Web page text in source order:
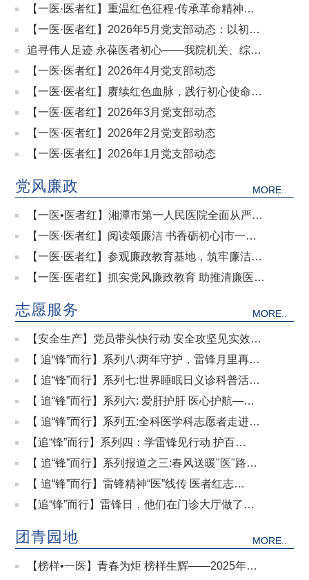
安全防线 践行初心使命
【一医·医者红】重温红色征程·传承革命精神
——6月主题党日集中观看红色电影《四渡》
【一医·医者红】2026年5月党支部动态：以初心
为灯，护生命守安全
追寻伟人足迹 永葆医者初心——我院机关、综合
党总支赴刘少奇故里开展主题党日
【一医·医者红】2026年4月党支部动态
【一医·医者红】赓续红色血脉，践行初心使命
——外科党总支赴刘少奇故居参观学习
【一医·医者红】2026年3月党支部动态
【一医·医者红】2026年2月党支部动态
【一医·医者红】2026年1月党支部动态
党风廉政 MORE..
【一医•医者红】湘潭市第一人民医院全面从严治
党工作会议召开
【一医·医者红】阅读颂廉洁 书香砺初心|市一医
院举办廉政主题读书分享会
【一医·医者红】参观廉政教育基地，筑牢廉洁自
律防线
【一医·医者红】抓实党风廉政教育 助推清廉医院
志愿服务 MORE..
【安全生产】党员带头快行动 安全攻坚见实效
——湘潭市第一人民医院安全生产专项整治在行
动
【 追“锋”而行】系列八:两年守护，雷锋月里再回
访
【 追“锋”而行】系列七:世界睡眠日义诊科普活动
圆满落幕
【 追“锋”而行】系列六: 爱肝护肝 医心护航——
我院“全国爱肝日”惠民义诊进社区
【 追“锋”而行】系列五:全科医学科志愿者走进养
老院
【追“锋”而行】系列四：学雷锋见行动 护百
姓“肾”健康——我院举办世界肾脏日公益活动
【 追“锋”而行】系列报道之三:春风送暖"医"路情
雷锋精神映初心
【 追“锋”而行】雷锋精神“医”线传 医者红志
愿“潮”前冲
【追“锋”而行】雷锋日，他们在门诊大厅做了这
团青园地 MORE..
【榜样•一医】青春为炬 榜样生辉——2025年医